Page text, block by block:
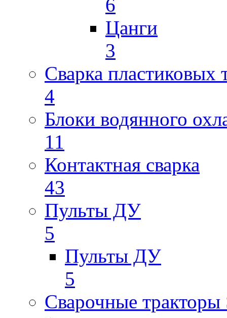
6
Цанги
3
Сварка пластиковых
4
Блоки водянного
11
Контактная сварка
43
Пульты ДУ
5
Пульты ДУ
5
Сварочные тракторы